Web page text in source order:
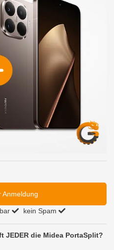
Anmeldung
kein Spam
JEDER die Midea PortaSplit?